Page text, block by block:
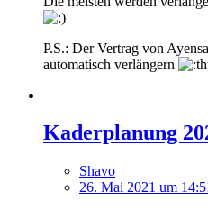
P.S.: Der Vertrag von
automatisch verlängern
Kaderplanung
Shavo
26. Mai 2021 um